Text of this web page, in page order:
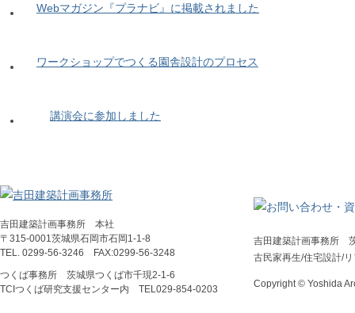
Webマガジン『プラナビ』に掲載されました
ワークショップでつくる園舎設計のプロセス
講演会に参加しました
吉田建築計画事務所 本社
〒315-0001茨城県石岡市石岡1-1-8
TEL. 0299-56-3246 FAX:0299-56-3248
つくば事務所 茨城県つくば市千現2-1-6
TCIつくば研究支援センター内 TEL029‐854‐0203
吉田建築計画事務所
古民家再生/住宅設計/
Copyright © Yoshida